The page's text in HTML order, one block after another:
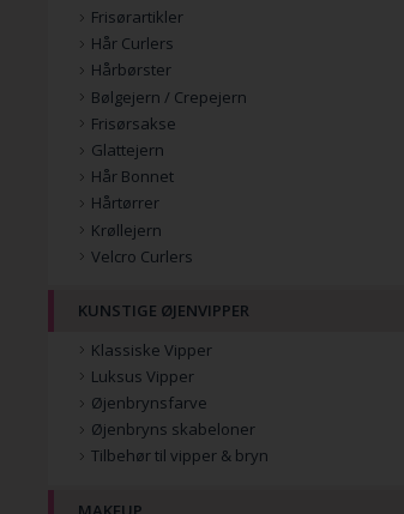
Frisørartikler
Hår Curlers
Hårbørster
Bølgejern / Crepejern
Frisørsakse
Glattejern
Hår Bonnet
Hårtørrer
Krøllejern
Velcro Curlers
KUNSTIGE ØJENVIPPER
Klassiske Vipper
Luksus Vipper
Øjenbrynsfarve
Øjenbryns skabeloner
Tilbehør til vipper & bryn